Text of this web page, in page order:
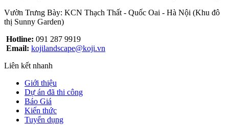
Vườn Trưng Bày: KCN Thạch Thất - Quốc Oai - Hà Nội (Khu đô
thị Sunny Garden)
Hotline: 091 287 9919
Email: kojilandscape@koji.vn
Liên kết nhanh
Giới thiệu
Dự án đã thi công
Báo Giá
Kiến thức
Tuyển dụng